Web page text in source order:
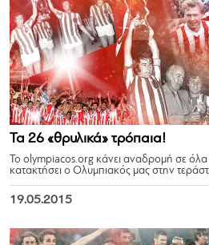
Τα 26 «θρυλικά» τρόπαια!
Το olympiacos.org κάνει αναδρομή σε όλα
κατακτήσει ο Ολυμπιακός μας στην
19.05.2015